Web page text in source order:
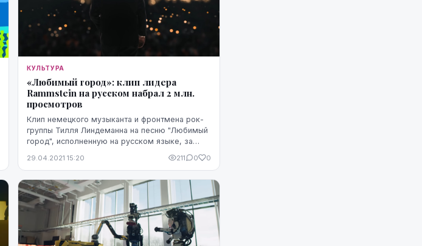
КУЛЬТУРА
«Любимый город»: клип лидера
Rammstein на русском набрал 2 млн.
просмотров
Клип немецкого музыканта и фронтмена рок-
группы Тилля Линдеманна на песню "Любимый
город", исполненную на русском языке, за
просмотров на YouTube.
29.04.2021 15:20 211 0 0